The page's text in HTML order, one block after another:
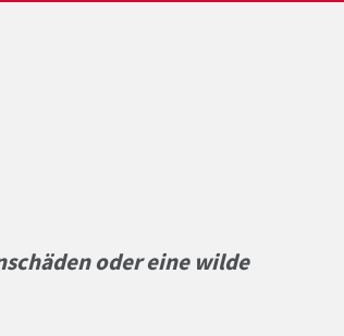
oder eine wilde